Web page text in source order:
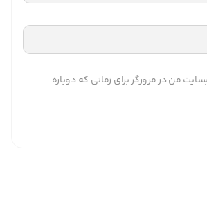
من در مرورگر برای زمانی که دوباره